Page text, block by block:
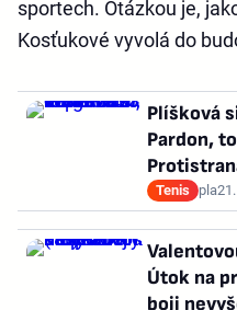
sportech. Otázkou je,
Kosťukové vyvolá do
Plíšková
Pardon,
Tenis pla
Útok na
boji